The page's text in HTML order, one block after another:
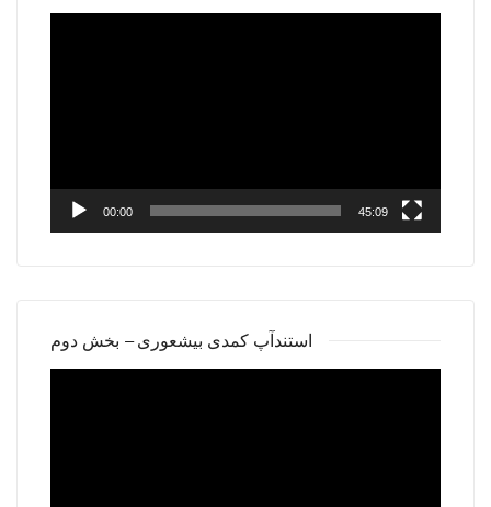
00:00 45:09
استندآپ کمدی بیشعوری – بخش دوم